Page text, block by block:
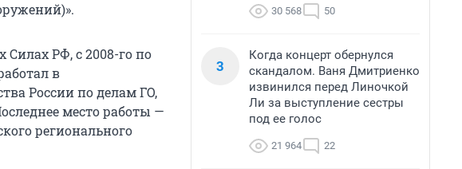
Силах РФ, с 2008-го по
в
России по делам ГО,
место работы —
регионального
30 568 50
3
Когда концерт обернулся
скандалом. Ваня Дмитриенко
извинился перед Линочкой
Ли за выступление сестры
под ее голос
21 964 22